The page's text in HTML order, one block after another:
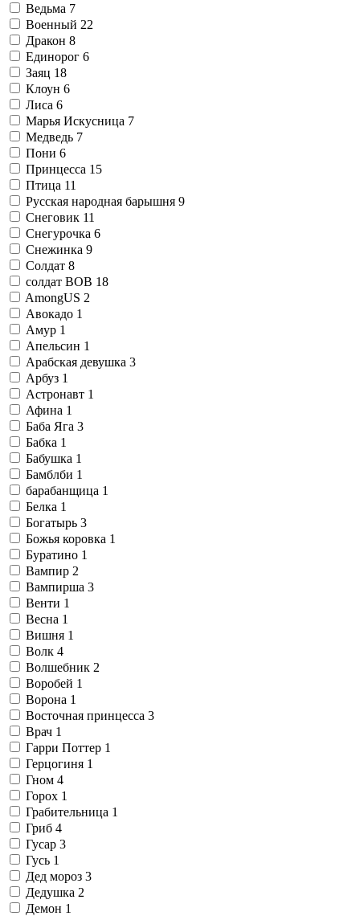
Ведьма 7
Военный 22
Дракон 8
Единорог 6
Заяц 18
Клоун 6
Лиса 6
Марья Искусница 7
Медведь 7
Пони 6
Принцесса 15
Птица 11
Русская народная барышня 9
Снеговик 11
Снегурочка 6
Снежинка 9
Солдат 8
солдат ВОВ 18
AmongUS 2
Авокадо 1
Амур 1
Апельсин 1
Арабская девушка 3
Арбуз 1
Астронавт 1
Афина 1
Баба Яга 3
Бабка 1
Бабушка 1
Бамблби 1
барабанщица 1
Белка 1
Богатырь 3
Божья коровка 1
Буратино 1
Вампир 2
Вампирша 3
Венти 1
Весна 1
Вишня 1
Волк 4
Волшебник 2
Воробей 1
Ворона 1
Восточная принцесса 3
Врач 1
Гарри Поттер 1
Герцогиня 1
Гном 4
Горох 1
Грабительница 1
Гриб 4
Гусар 3
Гусь 1
Дед мороз 3
Дедушка 2
Демон 1